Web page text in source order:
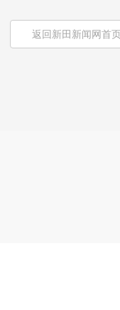
返回新田新闻网首页